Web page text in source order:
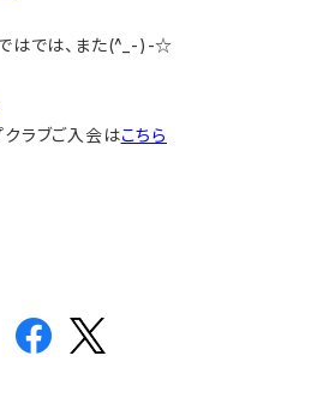
はでは、また(^_-)-☆
ラブご入会はこちら